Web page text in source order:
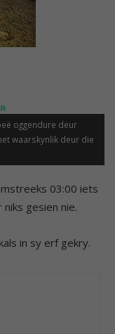
oggendure deur
waarskynlik deur die
03:00 iets
gesien nie.
in sy erf gekry.